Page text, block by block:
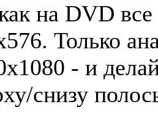
на DVD
Только
- и
снизу